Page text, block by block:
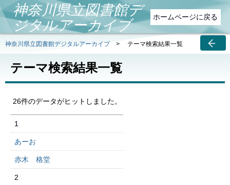
ホームページに戻る
神奈川県立図書館デ
ジタルアーカイブ
神奈川県立図書館デジタルアーカイブ> テーマ検索結果一覧
テーマ検索結果一覧
26件のデータがヒットしました。
1
あーお
赤木 格堂
2